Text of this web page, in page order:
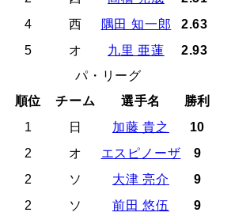
4
西 隅田 知一郎
2.63
5
オ 九里 亜蓮
2.93
パ・リーグ
順位
チーム 選手名
勝利
1
日 加藤 貴之
10
2
オ エスピノーザ
9
2
ソ 大津 亮介
9
2
ソ 前田 悠伍
9